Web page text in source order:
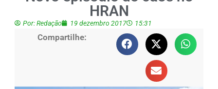
HRAN
Por:Redação 19 dezembro 2017 15:31
Compartilhe: